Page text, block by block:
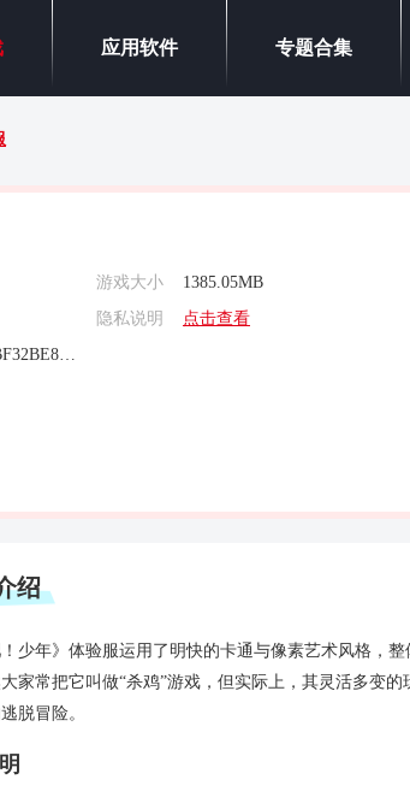
应用软件 专题合集
游戏大小 1385.05MB
隐私说明 点击查看
1337B1D317E0C16A6FFFBF32BE8861BF
绍
！少年》体验服运用了明快的卡通与像素艺术风格，
家常把它叫做“杀鸡”游戏，但实际上，其灵活多变
脱冒险。